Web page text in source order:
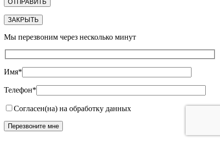
ЗАКРЫТЬ
Мы перезвоним через несколько минут
Имя*
Телефон*
Согласен(на) на обработку данных